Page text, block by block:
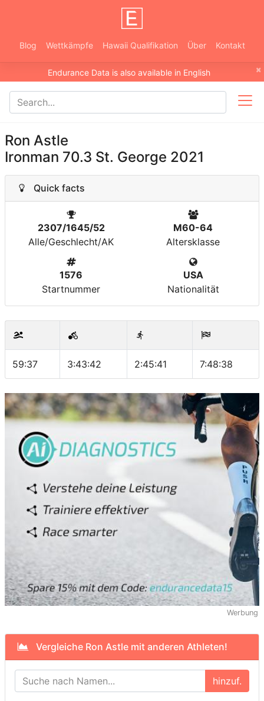
Blog Wettkämpfe Hawaii Qualifikation Über Kontakt
×
Endurance Data is also available in English
Ron Astle
Ironman 70.3 St. George 2021
Quick facts
2307/1645/52
Alle/Geschlecht/AK
M60-64
Altersklasse
1576
Startnummer
USA
Nationalität
59:37 3:43:42 2:45:41 7:48:38
Werbung
Vergleiche Ron Astle mit anderen Athleten!
hinzuf.